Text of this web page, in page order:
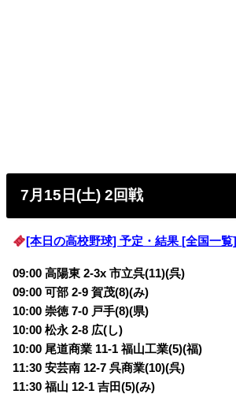
7月15日(土) 2回戦
[本日の高校野球] 予定・結果 [全国一覧]
09:00 高陽東 2-3x 市立呉(11)(呉)
09:00 可部 2-9 賀茂(8)(み)
10:00 崇徳 7-0 戸手(8)(県)
10:00 松永 2-8 広(し)
10:00 尾道商業 11-1 福山工業(5)(福)
11:30 安芸南 12-7 呉商業(10)(呉)
11:30 福山 12-1 吉田(5)(み)